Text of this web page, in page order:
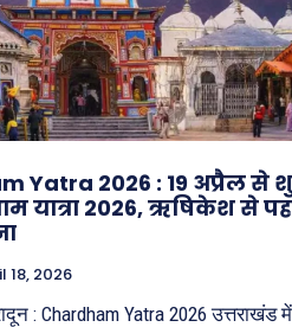
Yatra 2026 : 19 अप्रैल से
यात्रा 2026, ऋषिकेश से
18, 2026
: Chardham Yatra 2026 उत्तराखंड में